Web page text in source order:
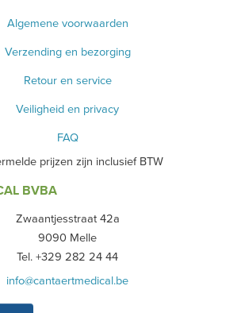
Algemene voorwaarden
Verzending en bezorging
Retour en service
Veiligheid en privacy
FAQ
prijzen zijn inclusief BTW
BVBA
Zwaantjesstraat 42a
9090 Melle
Tel. +329 282 24 44
info@cantaertmedical.be